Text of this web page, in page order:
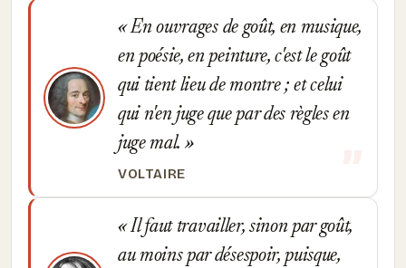
En ouvrages de goût, en musique,
en poésie, en peinture, c'est le goût
qui tient lieu de montre ; et celui
qui n'en juge que par des règles en
juge mal.
VOLTAIRE
Il faut travailler, sinon par goût,
au moins par désespoir, puisque,